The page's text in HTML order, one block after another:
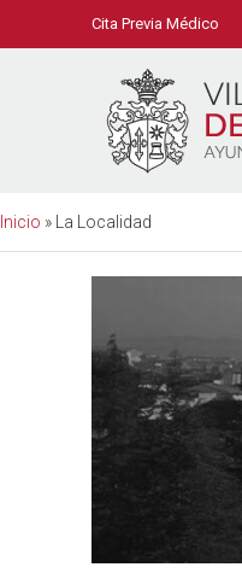
Cita Previa Médico
Inicio » La Localidad